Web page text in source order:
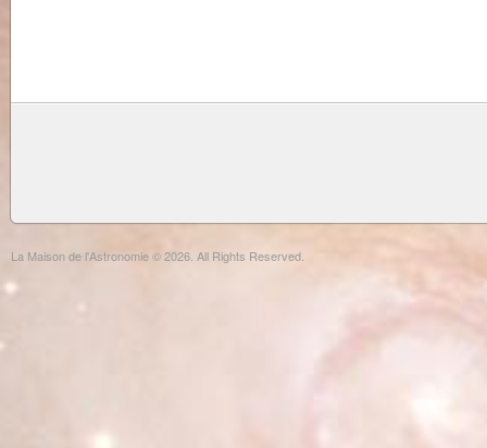
La Maison de l'Astronomie © 2026. All Rights Reserved.